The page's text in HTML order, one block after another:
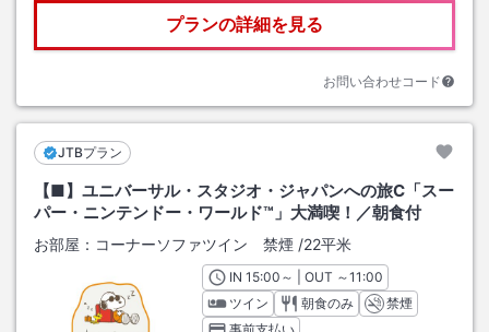
プランの詳細を見る
お問い合わせコード
JTBプラン
【■】ユニバーサル・スタジオ・ジャパンへの旅C「スー
パー・ニンテンドー・ワールド™」大満喫！／朝食付
お部屋： コーナーソファツイン 禁煙 /22平米
INチェックイン
15:00 ～ | OUT チェックアウト
～11:00
ツイン
朝食のみ
禁煙